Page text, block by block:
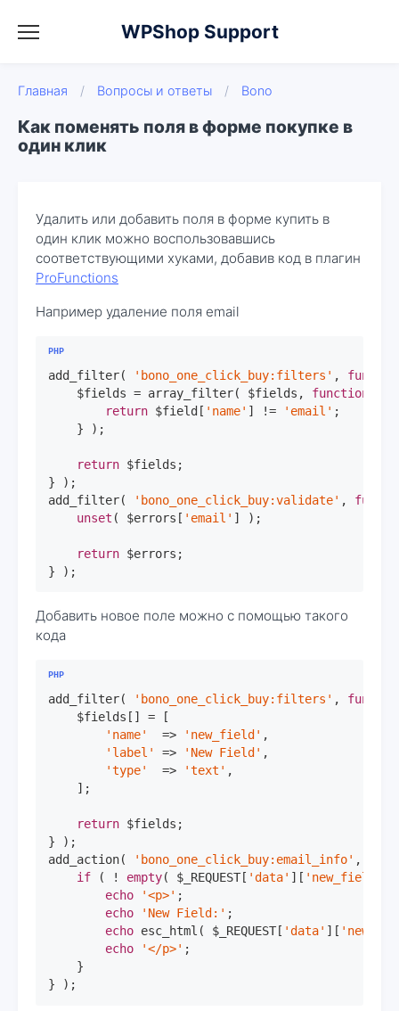
WPShop Support
Главная / Вопросы и ответы / Bono
Как поменять поля в форме покупке в
один клик
Удалить или добавить поля в форме купить в
один клик можно воспользовавшись
соответствующими хуками, добавив код в плагин
ProFunctions
Например удаление поля email
add_filter( 'bono_one_click_buy:filters' ,
    $fields = array_filter( $fields,
function
return $field[ 'name' ] != 'email' ;
    } );
return $fields;
} );
add_filter(
'bono_one_click_buy:validate' ,
unset ( $errors[ 'email' ] );
return $errors;
} );
Добавить новое поле можно с помощью такого
кода
add_filter( 'bono_one_click_buy:filters' ,
    $fields[] = [
'name'
  =>
'new_field' ,
'label'
=> 'New Field' ,
'type'
  =>
'text' ,
    ];
return $fields;
} );
add_action(
'bono_one_click_buy:email_info' ,
if ( ! empty( $_REQUEST[ 'data' ][ 'new_field'
echo
'<p>' ;
echo
'New Field:' ;
echo esc_html( $_REQUEST[ 'data' ][
echo
'</p>' ;
    }
} );